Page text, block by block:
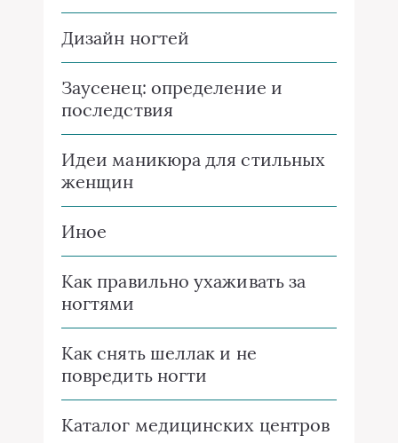
Дизайн ногтей
Заусенец: определение и
последствия
Идеи маникюра для стильных
женщин
Иное
Как правильно ухаживать за
ногтями
Как снять шеллак и не
повредить ногти
Каталог медицинских центров